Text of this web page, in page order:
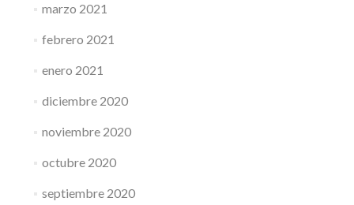
marzo 2021
febrero 2021
enero 2021
diciembre 2020
noviembre 2020
octubre 2020
septiembre 2020